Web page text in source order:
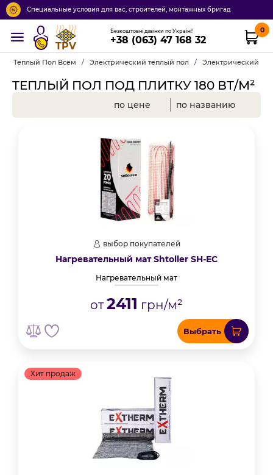
Специальные условия для вас, строителей, монтажных бригад
TPV
Безкоштовні дзвінки по Україні!
+38 (063) 47 168 32
0
Теплый Пол Всем / Электрический теплый пол / Электрический
ТЕПЛЫЙ ПОЛ ПОД ПЛИТКУ 180 ВТ/М²
по цене по названию
выбор покупателей
Нагревательный мат Shtoller SH-EC
Нагревательный мат
от2411 грн/м²
Выбрать
Хит продаж